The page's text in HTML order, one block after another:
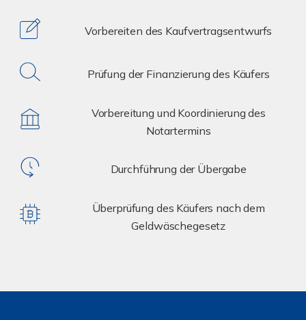
Vorbereiten des Kaufvertragsentwurfs
Prüfung der Finanzierung des Käufers
Vorbereitung und Koordinierung des
Notartermins
Durchführung der Übergabe
Überprüfung des Käufers nach dem
Geldwäschegesetz